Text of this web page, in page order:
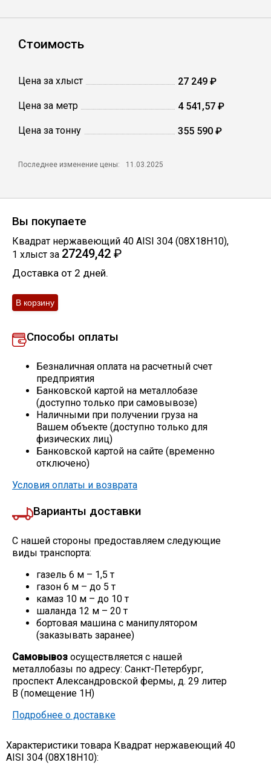
Винтовые сваи
Сетка кладочная
Круги абразивные
Скобо-гибочные изделия
Остальное
Стоимость
Цена за хлыст 27 249 ₽
Цена за метр 4 541,57 ₽
Цена за тонну 355 590 ₽
Последнее изменение цены: 11.03.2025
Вы покупаете
Квадрат нержавеющий 40 AISI 304 (08Х18Н10),
1 хлыст за 27249,42 ₽
Доставка от 2 дней.
Способы оплаты
Безналичная оплата на расчетный счет
предприятия
Банковской картой на металлобазе
(доступно только при самовывозе)
Наличными при получении груза на
Вашем объекте (доступно только для
физических лиц)
Банковской картой на сайте (временно
отключено)
Условия оплаты и возврата
Варианты доставки
С нашей стороны предоставляем следующие
виды транспорта:
газель 6 м – 1,5 т
газон 6 м – до 5 т
камаз 10 м – до 10 т
шаланда 12 м – 20 т
бортовая машина с манипулятором
(заказывать заранее)
Самовывоз осуществляется с нашей
металлобазы по адресу: Санкт-Петербург,
проспект Александровской фермы, д. 29 литер
В (помещение 1Н)
Подробнее о доставке
Характеристики товара Квадрат нержавеющий 40
AISI 304 (08Х18Н10):